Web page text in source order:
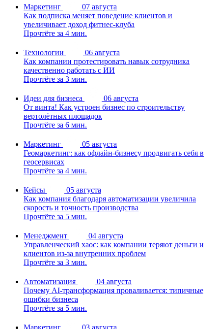
Маркетинг
07 августа
Как подписка меняет поведение клиентов и
увеличивает доход фитнес-клуба
Прочтёте за 4 мин.
Технологии
06 августа
Как компании протестировать навык сотрудника
качественно работать с ИИ
Прочтёте за 3 мин.
Идеи для бизнеса
06 августа
От винта! Как устроен бизнес по строительству
вертолётных площадок
Прочтёте за 6 мин.
Маркетинг
05 августа
Геомаркетинг: как офлайн-бизнесу продвигать себя в
геосервисах
Прочтёте за 4 мин.
Кейсы
05 августа
Как компания благодаря автоматизации увеличила
скорость и точность производства
Прочтёте за 5 мин.
Менеджмент
04 августа
Управленческий хаос: как компании теряют деньги и
клиентов из-за внутренних проблем
Прочтёте за 3 мин.
Автоматизация
04 августа
Почему AI-трансформация проваливается: типичные
ошибки бизнеса
Прочтёте за 5 мин.